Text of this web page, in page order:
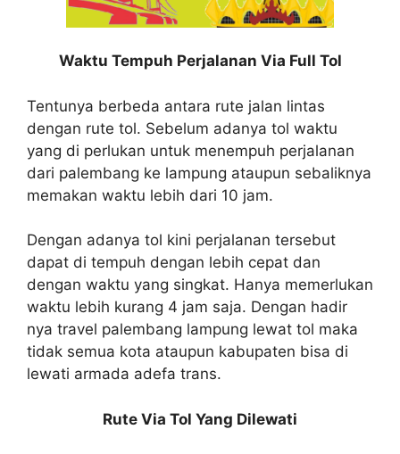
Waktu Tempuh Perjalanan Via Full Tol
Tentunya berbeda antara rute jalan lintas
dengan rute tol. Sebelum adanya tol waktu
yang di perlukan untuk menempuh perjalanan
dari palembang ke lampung ataupun sebaliknya
memakan waktu lebih dari 10 jam.
Dengan adanya tol kini perjalanan tersebut
dapat di tempuh dengan lebih cepat dan
dengan waktu yang singkat. Hanya memerlukan
waktu lebih kurang 4 jam saja. Dengan hadir
nya travel palembang lampung lewat tol maka
tidak semua kota ataupun kabupaten bisa di
lewati armada adefa trans.
Rute Via Tol Yang Dilewati